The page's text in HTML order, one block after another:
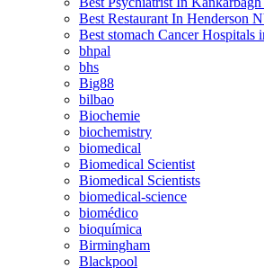
Best Restaurant In Henderson
Best stomach Cancer Hospitals
bhpal
bhs
Big88
bilbao
Biochemie
biochemistry
biomedical
Biomedical Scientist
Biomedical Scientists
biomedical-science
biomédico
bioquímica
Birmingham
Blackpool